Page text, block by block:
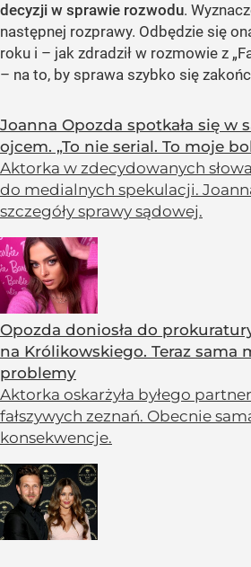
decyzji w sprawie rozwodu.
następnej rozprawy. Odbędzie się
roku i – jak zdradził w rozmowie z
– na to, by sprawa szybko się
Joanna Opozda spotkała się w
ojcem. „To nie serial. To moje
Aktorka w zdecydowanych
do medialnych spekulacji.
szczegóły sprawy sądowej.
Opozda doniosła do
na Królikowskiego. Teraz sama
problemy
Aktorka oskarżyła byłego
fałszywych zeznań. Obecnie
konsekwencje.